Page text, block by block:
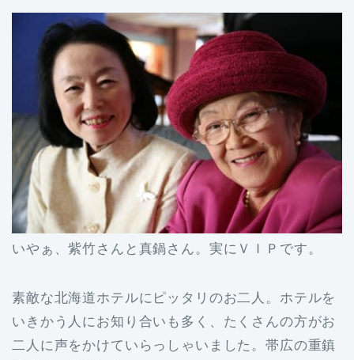
いやぁ、紫竹さんと真鍋さん。実にＶＩＰです。
素敵な北海道ホテルにピッタリのお二人。ホテルを
いきかう人にお知り合いも多く、たくさんの方がお
二人に声をかけていらっしゃいました。帯広の重鎮